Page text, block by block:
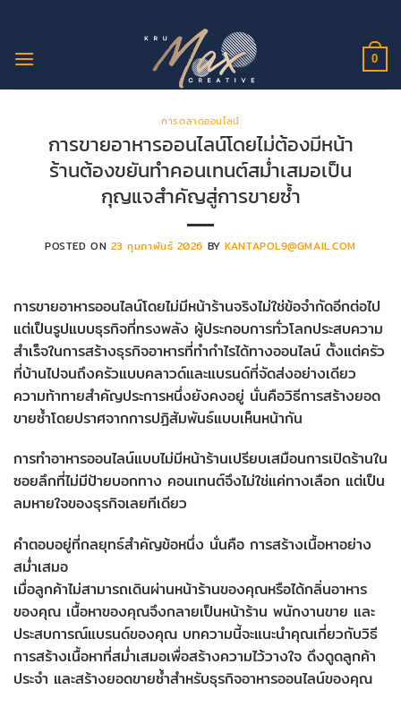
ยัง
0
การตลาดออนไลน์
การขายอาหารออนไลน์โดยไม่ต้องมีหน้า
ร้านต้องขยันทำคอนเทนต์สม่ำเสมอเป็น
กุญแจสำคัญสู่การขายซ้ำ
POSTED ON 23 กุมภาพันธ์ 2026 BYKANTAPOL9@GMAIL.COM
การขายอาหารออนไลน์โดยไม่มีหน้าร้านจริงไม่ใช่ข้อจำกัดอีกต่อไป
แต่เป็นรูปแบบธุรกิจที่ทรงพลัง ผู้ประกอบการทั่วโลกประสบความ
สำเร็จในการสร้างธุรกิจอาหารที่ทำกำไรได้ทางออนไลน์ ตั้งแต่ครัว
ที่บ้านไปจนถึงครัวแบบคลาวด์และแบรนด์ที่จัดส่งอย่างเดียว
ความท้าทายสำคัญประการหนึ่งยังคงอยู่ นั่นคือวิธีการสร้างยอด
ขายซ้ำโดยปราศจากการปฏิสัมพันธ์แบบเห็นหน้ากัน
การทำอาหารออนไลน์แบบไม่มีหน้าร้านเปรียบเสมือนการเปิดร้านใน
ซอยลึกที่ไม่มีป้ายบอกทาง คอนเทนต์จึงไม่ใช่แค่ทางเลือก แต่เป็น
ลมหายใจของธุรกิจเลยทีเดียว
คำตอบอยู่ที่กลยุทธ์สำคัญข้อหนึ่ง นั่นคือ การสร้างเนื้อหาอย่าง
สม่ำเสมอ
เมื่อลูกค้าไม่สามารถเดินผ่านหน้าร้านของคุณหรือได้กลิ่นอาหาร
ของคุณ เนื้อหาของคุณจึงกลายเป็นหน้าร้าน พนักงานขาย และ
ประสบการณ์แบรนด์ของคุณ บทความนี้จะแนะนำคุณเกี่ยวกับวิธี
การสร้างเนื้อหาที่สม่ำเสมอเพื่อสร้างความไว้วางใจ ดึงดูดลูกค้า
ประจำ และสร้างยอดขายซ้ำสำหรับธุรกิจอาหารออนไลน์ของคุณ